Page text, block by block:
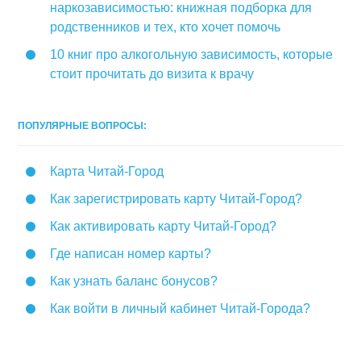
наркозависимостью: книжная подборка для
родственников и тех, кто хочет помочь
10 книг про алкогольную зависимость, которые
стоит прочитать до визита к врачу
ПОПУЛЯРНЫЕ ВОПРОСЫ:
Карта Читай-Город
Как зарегистрировать карту Читай-Город?
Как активировать карту Читай-Город?
Где написан номер карты?
Как узнать баланс бонусов?
Как войти в личный кабинет Читай-Города?